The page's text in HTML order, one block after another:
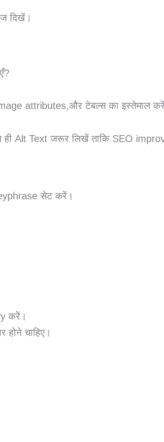
दिखें।
attributes,और टेबल्स का इस्तेमाल
Alt Text जरूर लिखें ताकि SEO
सेट करें।
करें।
चाहिए।